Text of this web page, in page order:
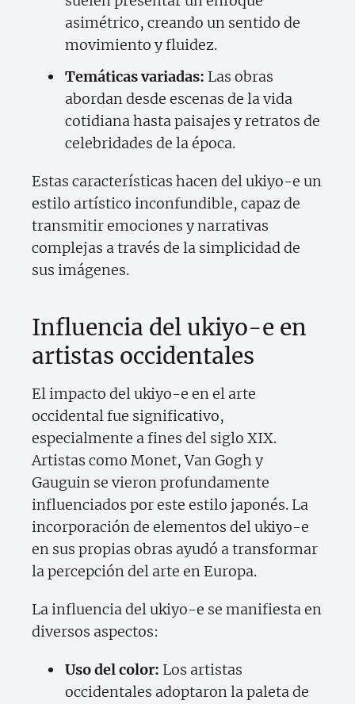
asimétrico, creando un sentido de
movimiento y fluidez.
Temáticas variadas: Las obras
abordan desde escenas de la vida
cotidiana hasta paisajes y retratos de
celebridades de la época.
Estas características hacen del ukiyo-e un
estilo artístico inconfundible, capaz de
transmitir emociones y narrativas
complejas a través de la simplicidad de
sus imágenes.
Influencia del ukiyo-e en
artistas occidentales
El impacto del ukiyo-e en el arte
occidental fue significativo,
especialmente a fines del siglo XIX.
Artistas como Monet, Van Gogh y
Gauguin se vieron profundamente
influenciados por este estilo japonés. La
incorporación de elementos del ukiyo-e
en sus propias obras ayudó a transformar
la percepción del arte en Europa.
La influencia del ukiyo-e se manifiesta en
diversos aspectos:
Uso del color: Los artistas
occidentales adoptaron la paleta de